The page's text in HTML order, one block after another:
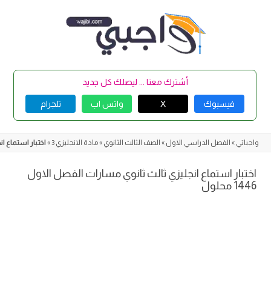
أشترك معنا ... ليصلك كل جديد
فيسبوك X واتس اب تلجرام
واجباتي » الفصل الدراسي الاول » الصف الثالث الثانوي »مادة الانجليزي 3 » اختبار استماع
اختبار استماع انجليزي ثالث ثانوي مسارات الفصل الاول
1446 محلول